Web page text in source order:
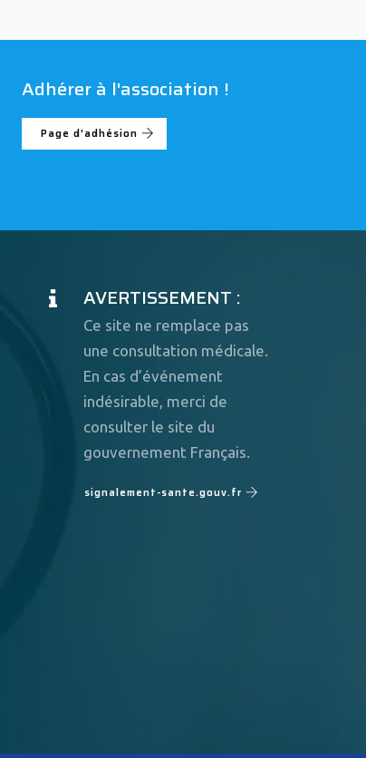
Adhérer à l'association !
Page d'adhésion
AVERTISSEMENT :
Ce site ne remplace pas
une consultation médicale.
En cas d’événement
indésirable, merci de
consulter le site du
gouvernement Français.
signalement-sante.gouv.fr